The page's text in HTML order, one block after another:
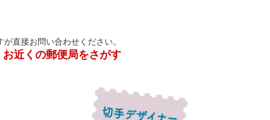
直接お問い合わせください。
お近くの郵便局をさがす